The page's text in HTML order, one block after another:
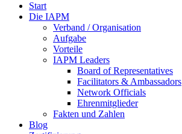
Start
Die IAPM
Verband / Organisation
Aufgabe
Vorteile
IAPM Leaders
Board of Representatives
Facilitators & Ambassadors
Network Officials
Ehrenmitglieder
Fakten und Zahlen
Blog